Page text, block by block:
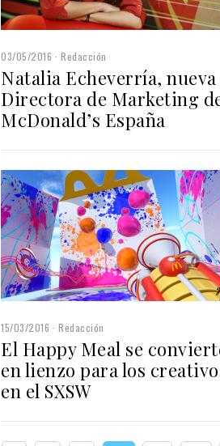
03/05/2016 Redacción
Natalia Echeverría, nueva
Directora de Marketing
McDonald’s España
15/03/2016 Redacción
El Happy Meal se
en lienzo para los
en el SXSW